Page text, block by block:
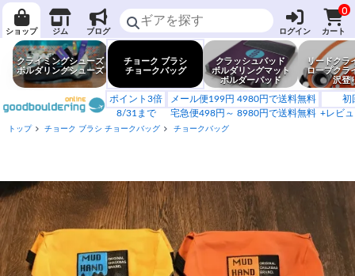
ショップ ジム ブログ ログイン
0
カート
クライミングシューズ
ボルダリングシューズ
チョーク ブラシ
チョークバッグ
クラッシュパッド
ボルダリングマット
ボルダーパッド
リードクラ
ロープクラ
沢登
ポイント3倍
8/31まで
メール便199円 4980円で送料無料
宅急便498円～ 8980円で送料無料
初
+レビ
トップ チョーク ブラシ チョークバッグ チョークバッグ